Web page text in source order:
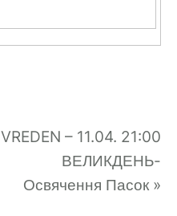
VREDEN – 11.04. 21:00
ВЕЛИКДЕНЬ-
Освячення Пасок »